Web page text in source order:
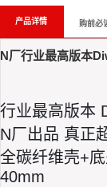
产品详情 购前必
N厂行业最高版本
行业最高版本
N厂出品 真正
全碳纤维壳+
40mm